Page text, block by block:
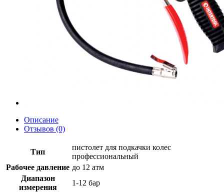
Описание
Отзывов (0)
Тип
пистолет для подкачки колес
профессиональный
Рабочее давление до 12 атм
Диапазон
измерения
1-12 бар